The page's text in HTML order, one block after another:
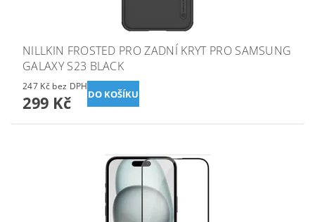
NILLKIN FROSTED PRO ZADNÍ KRYT PRO SAMSUNG
GALAXY S23 BLACK
247 Kč bez DPH
299 Kč